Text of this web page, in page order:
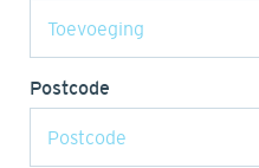
Postcode